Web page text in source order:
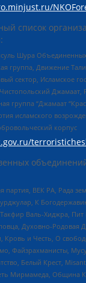
список
Шура Объединенных
группа, Движение
сектор, Исламское
группа “Джамаат
исламского
корпус
партия, ВЕК РА, Рада
К
Валь-Хиджра,
Духовно-Родовая
Кровь и Честь, О
Файзрахманисты,
Белый Крест,
Мирмамеда, Община